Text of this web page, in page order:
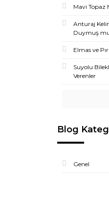
Mavi Topaz
Anturaj
Duymuş
Elmas ve
Suyolu
Verenler
Blog
Genel